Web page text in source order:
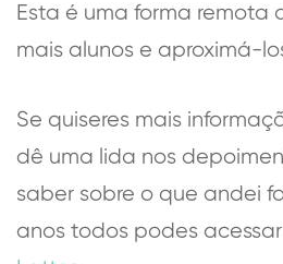
Esta é uma forma remota
mais alunos e aproximá-
Se quiseres mais
dê uma lida nos
saber sobre o que andei
anos todos podes